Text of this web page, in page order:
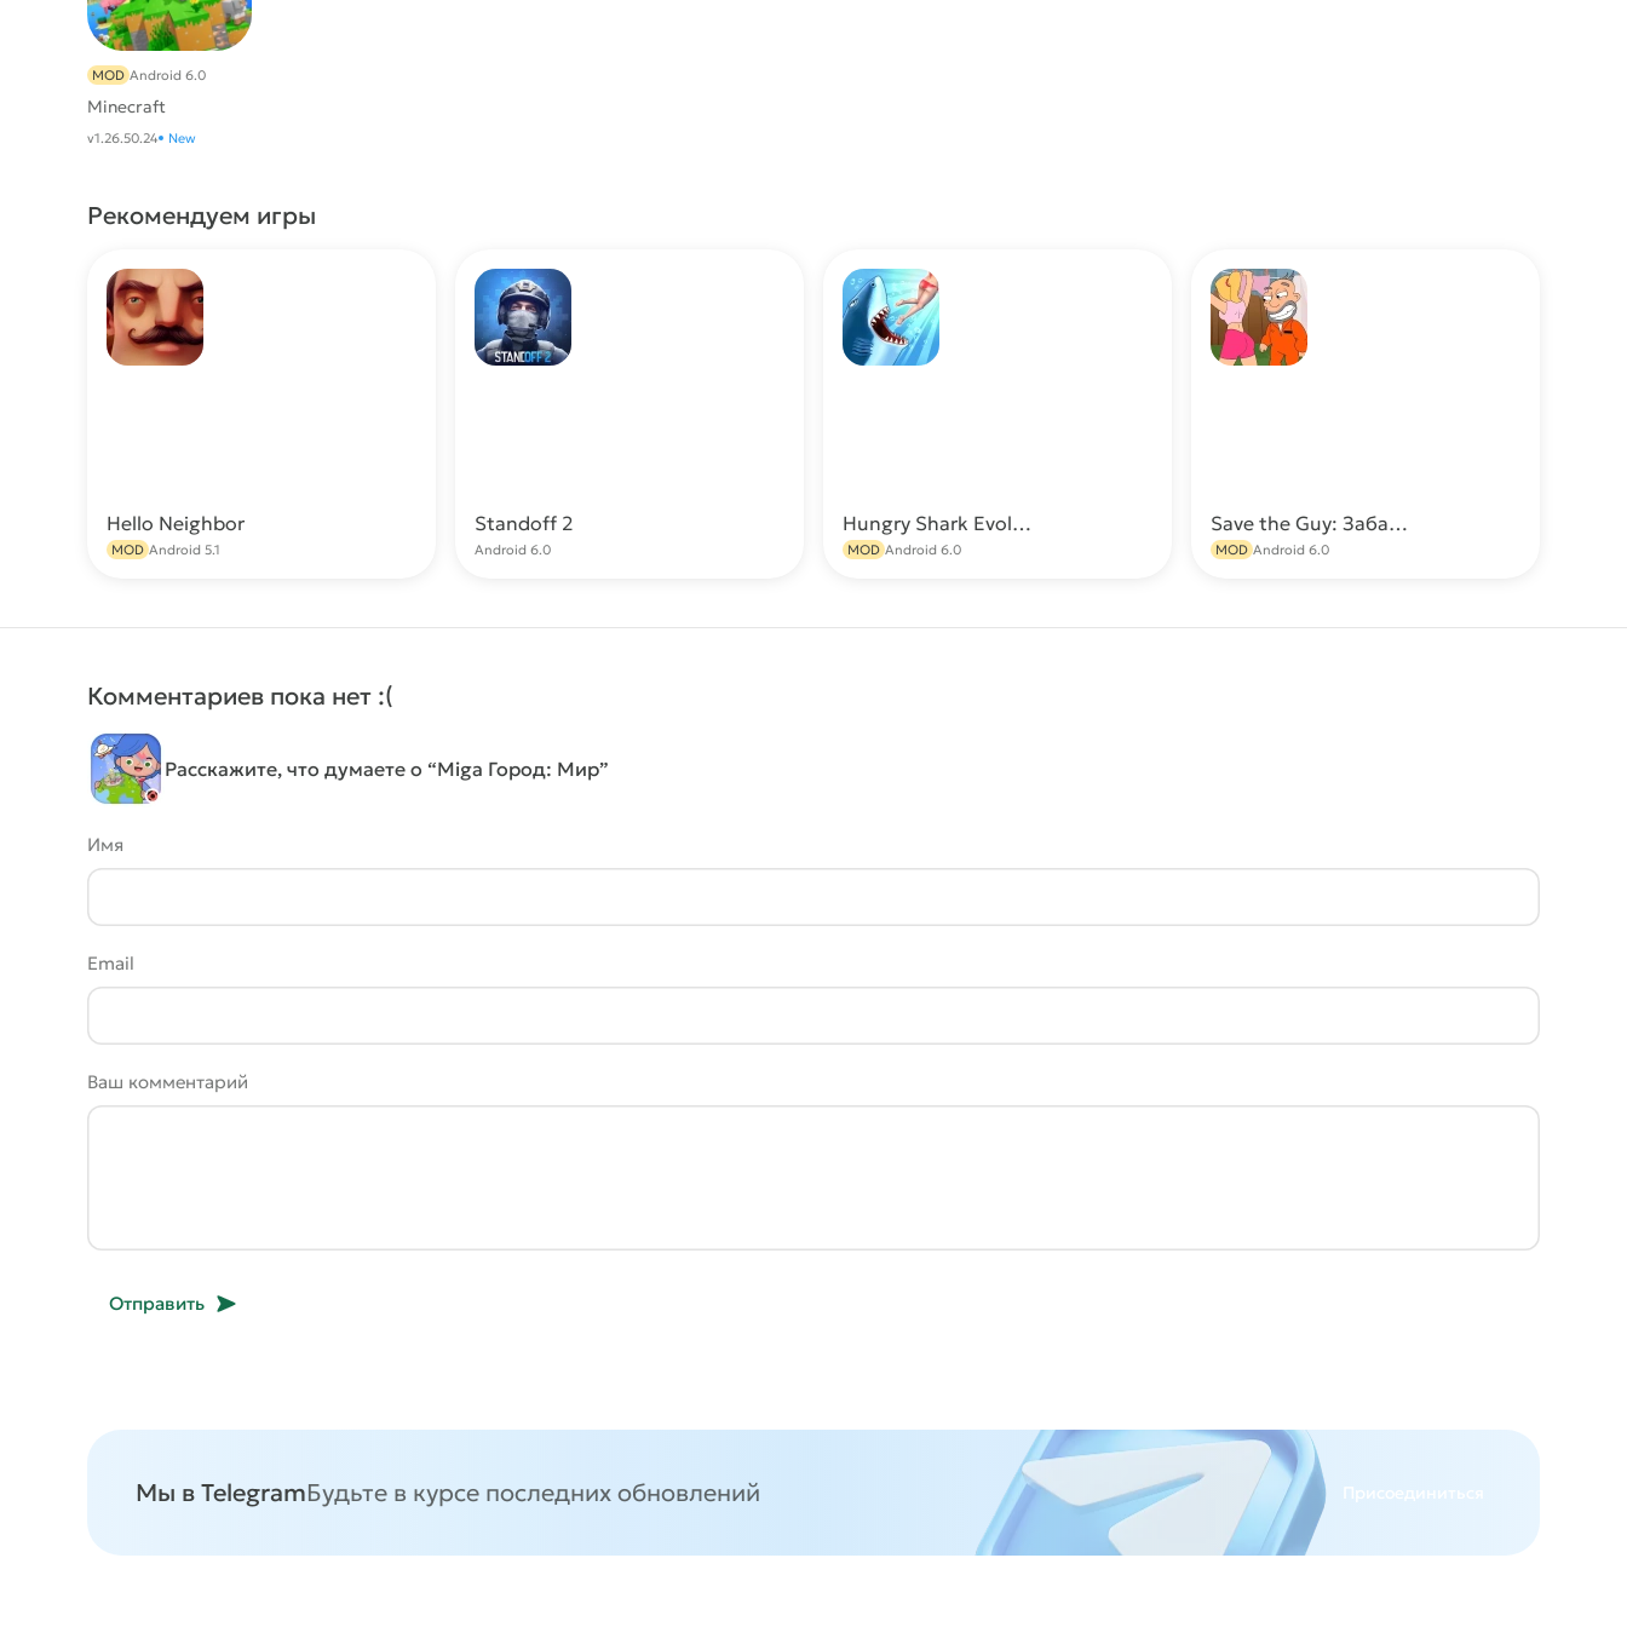
Minecraft
MOD Android 6.0
v1.26.50.24 New
Рекомендуем игры
Hello Neighbor
MOD Android 5.1
Standoff 2
Android 6.0
Hungry Shark Evolution МОД (Много денег)
MOD Android 6.0
Save the Guy: Забавный выбор МОД (Много денег)
MOD Android 6.0
Комментариев пока нет :(
Расскажите, что думаете о “Miga Город: Мир”
Имя
Email
Ваш комментарий
Отправить
Мы в TelegramБудьте в курсе последних обновлений Присоединиться